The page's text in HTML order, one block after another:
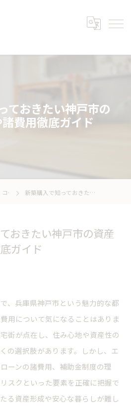
ておきたい神戸市の
費用徹底ガイド
コラム 新築購入で知っておきたい神戸市の資産価値や諸費用徹底ガイド
おきたい神戸市の資産
ガイド
、兵庫県神戸市という魅力的な都
用について気になることはありま
街が点在し、住み心地や資産性の
の選択肢があります。しかし、エ
ーンの諸費用、補助金制度の理
スクといった要素を正確に把握で
る資産形成や安心な暮らしが難し